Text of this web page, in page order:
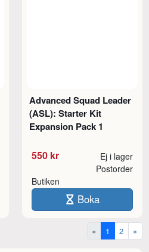
Advanced Squad Leader
(ASL): Starter Kit
Expansion Pack 1
550 kr Ej i lager
Butiken
Postorder
Boka
« 1 2 »